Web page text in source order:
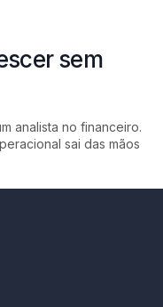
sem
analista no financeiro.
sai das mãos